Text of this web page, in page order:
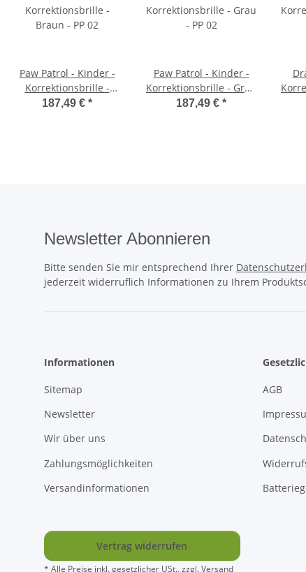
Paw Patrol - Kinder -
Korrektionsbrille -
Braun - PP 02
187,49 € *
Paw Patrol - Kinder -
Korrektionsbrille - Grau
- PP 02
187,49 € *
Newsletter Abonnieren
Bitte senden Sie mir entsprechend Ihrer
jederzeit widerruflich Informationen zu Ihrem
Informationen
Sitemap
Newsletter
Wir über uns
Zahlungsmöglichkeiten
Versandinformationen
AGB
Vertrag widerrufen
* Alle Preise inkl. gesetzlicher USt., zzgl.Versand